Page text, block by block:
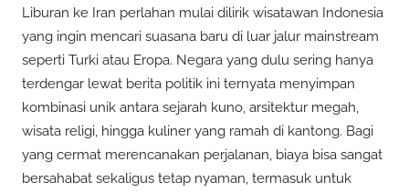
Liburan ke Iran perlahan mulai dilirik wisatawan Indonesia
yang ingin mencari suasana baru di luar jalur mainstream
seperti Turki atau Eropa. Negara yang dulu sering hanya
terdengar lewat berita politik ini ternyata menyimpan
kombinasi unik antara sejarah kuno, arsitektur megah,
wisata religi, hingga kuliner yang ramah di kantong. Bagi
yang cermat merencanakan perjalanan, biaya bisa sangat
bersahabat sekaligus tetap nyaman, termasuk untuk